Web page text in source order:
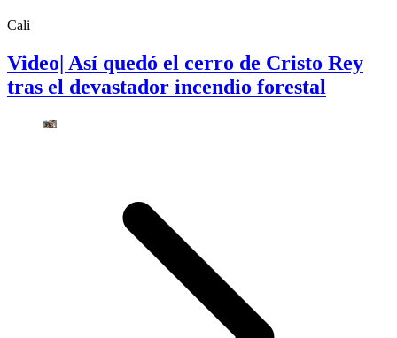
Cali
Video| Así quedó el cerro de Cristo Rey
tras el devastador incendio forestal